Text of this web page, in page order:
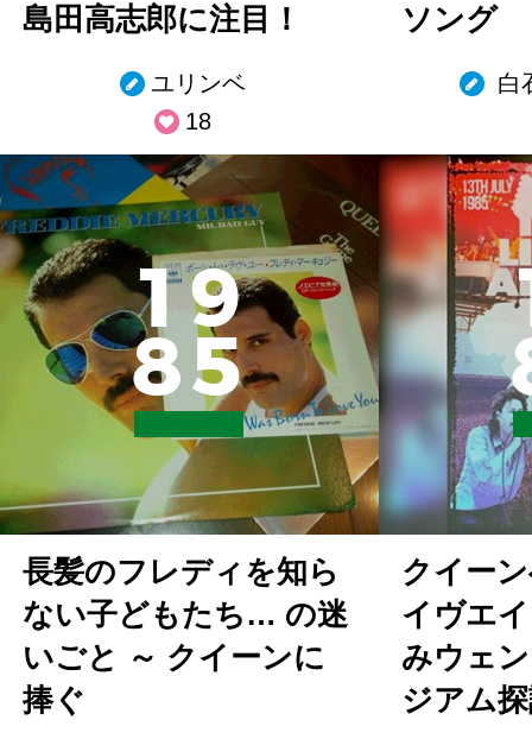
島田高志郎に注目！
ユリンベ
18
ソング
白
19
85
長髪のフレディを知ら
ない子どもたち… の迷
いごと ～ クイーンに
捧ぐ
クイー
イヴエ
みウェ
ジアム